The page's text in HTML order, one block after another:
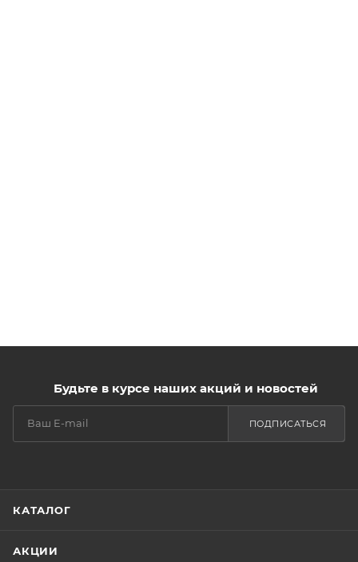
Будьте в курсе наших акций и новостей
ПОДПИСАТЬСЯ
КАТАЛОГ
АКЦИИ